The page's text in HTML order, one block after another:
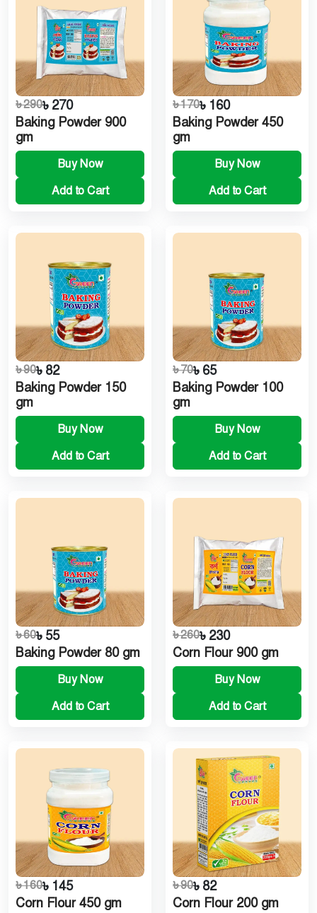
৳ 290৳ 270
Baking Powder 900
gm
Buy Now
Add to Cart
৳ 170৳ 160
Baking Powder 450
gm
Buy Now
Add to Cart
৳ 90৳ 82
Baking Powder 150
gm
Buy Now
Add to Cart
৳ 70৳ 65
Baking Powder 100
gm
Buy Now
Add to Cart
৳ 60৳ 55
Baking Powder 80 gm
Buy Now
Add to Cart
৳ 260৳ 230
Corn Flour 900 gm
Buy Now
Add to Cart
৳ 160৳ 145
Corn Flour 450 gm
৳ 90৳ 82
Corn Flour 200 gm